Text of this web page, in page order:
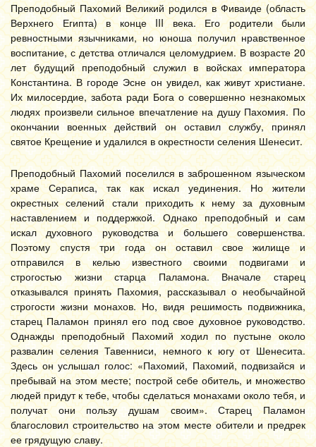
Преподобный Пахомий Великий родился в Фиваиде (область
Верхнего Египта) в конце III века. Его родители были
ревностными язычниками, но юноша получил нравственное
воспитание, с детства отличался целомудрием. В возрасте 20
лет будущий преподобный служил в войсках императора
Константина. В городе Эсне он увидел, как живут христиане.
Их милосердие, забота ради Бога о совершенно незнакомых
людях произвели сильное впечатление на душу Пахомия. По
окончании военных действий он оставил службу, принял
святое Крещение и удалился в окрестности селения Шенесит.
Преподобный Пахомий поселился в заброшенном языческом
храме Сераписа, так как искал уединения. Но жители
окрестных селений стали приходить к нему за духовным
наставлением и поддержкой. Однако преподобный и сам
искал духовного руководства и большего совершенства.
Поэтому спустя три года он оставил свое жилище и
отправился в келью известного своими подвигами и
строгостью жизни старца Паламона. Вначале старец
отказывался принять Пахомия, рассказывал о необычайной
строгости жизни монахов. Но, видя решимость подвижника,
старец Паламон принял его под свое духовное руководство.
Однажды преподобный Пахомий ходил по пустыне около
развалин селения Тавенниси, немного к югу от Шенесита.
Здесь он услышал голос: «Пахомий, Пахомий, подвизайся и
пребывай на этом месте; построй себе обитель, и множество
людей придут к тебе, чтобы сделаться монахами около тебя, и
получат они пользу душам своим». Старец Паламон
благословил строительство на этом месте обители и предрек
ее грядущую славу.